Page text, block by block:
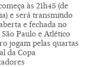
às 21h45 (de
e será transmitido
e fechada no
Paulo e Atlético
jogam pelas quartas
da Copa